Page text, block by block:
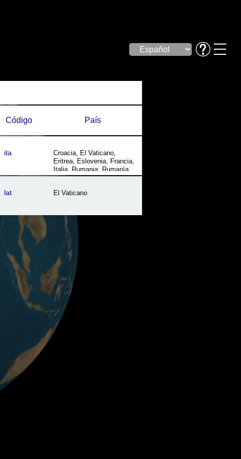
País
Código
Croacia, El Vaticano,
Eritrea, Eslovenia, Francia,
Italia, Rumania; Rumanía,
San Marino,Somalia,Suiza
ita
El Vaticano
lat